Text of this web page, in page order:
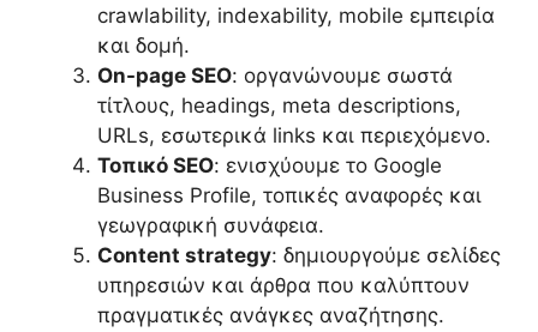
crawlability, indexability, mobile εμπειρία
και δομή.
On-page SEO: οργανώνουμε σωστά
τίτλους, headings, meta descriptions,
URLs, εσωτερικά links και περιεχόμενο.
Τοπικό SEO: ενισχύουμε το Google
Business Profile, τοπικές αναφορές και
γεωγραφική συνάφεια.
Content strategy: δημιουργούμε σελίδες
υπηρεσιών και άρθρα που καλύπτουν
πραγματικές ανάγκες αναζήτησης.